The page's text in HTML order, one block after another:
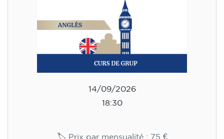
🏷️ Prix par mensualité : 75 €
✔️ Jusqu'au 31 juillet 2026 : inscription gratuite
(+ matériel 51 €, paiement unique)
matériel inclus 95 € (paiement unique)
Places limitées !